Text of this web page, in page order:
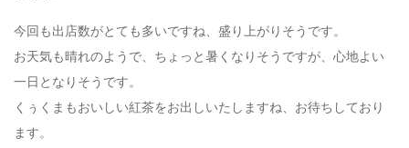
今回も出店数がとても多いですね、盛り上がりそうです。
お天気も晴れのようで、ちょっと暑くなりそうですが、心地よい
一日となりそうです。
くぅくまもおいしい紅茶をお出しいたしますね、お待ちしており
ます。